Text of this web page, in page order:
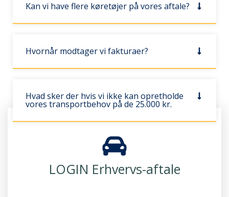
Kan vi have flere køretøjer på vores aftale?
Hvornår modtager vi fakturaer?
Hvad sker der hvis vi ikke kan opretholde
vores transportbehov på de 25.000 kr.
LOGIN Erhvervs-aftale